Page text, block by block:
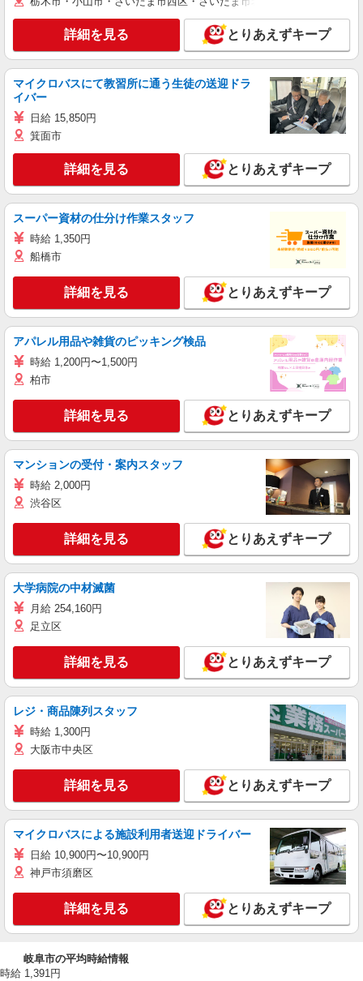
詳細を見る とりあえずキープ
マイクロバスにて教習所に通う生徒の送迎ドラ
イバー
日給 15,850円
箕面市
詳細を見る とりあえずキープ
スーパー資材の仕分け作業スタッフ
時給 1,350円
船橋市
詳細を見る とりあえずキープ
アパレル用品や雑貨のピッキング検品
時給 1,200円〜1,500円
柏市
詳細を見る とりあえずキープ
マンションの受付・案内スタッフ
時給 2,000円
渋谷区
詳細を見る とりあえずキープ
大学病院の中材滅菌
月給 254,160円
足立区
詳細を見る とりあえずキープ
レジ・商品陳列スタッフ
時給 1,300円
大阪市中央区
詳細を見る とりあえずキープ
マイクロバスによる施設利用者送迎ドライバー
日給 10,900円〜10,900円
神戸市須磨区
詳細を見る とりあえずキープ
岐阜市の平均時給情報
時給 1,391円